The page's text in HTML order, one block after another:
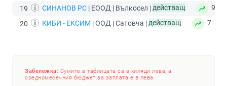
19
СИНАНОВ РС | ЕООД | Вълкосел |действащ
9
20
КИБИ - ЕКСИМ | ООД | Сатовча |действащ 7
Забележка: Сумите в таблицата са в хиляди лева, а
средномесечния бюджет за заплата е в лева.